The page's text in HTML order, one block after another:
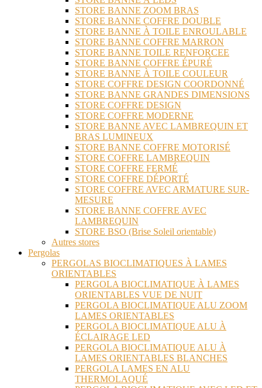
STORE BANNE ZOOM BRAS
STORE BANNE COFFRE DOUBLE
STORE BANNE À TOILE ENROULABLE
STORE BANNE COFFRE MARRON
STORE BANNE TOILE RENFORCEE
STORE BANNE COFFRE ÉPURÉ
STORE BANNE À TOILE COULEUR
STORE COFFRE DESIGN COORDONNÉ
STORE BANNE GRANDES DIMENSIONS
STORE COFFRE DESIGN
STORE COFFRE MODERNE
STORE BANNE AVEC LAMBREQUIN ET
BRAS LUMINEUX
STORE BANNE COFFRE MOTORISÉ
STORE COFFRE LAMBREQUIN
STORE COFFRE FERMÉ
STORE COFFRE DÉPORTÉ
STORE COFFRE AVEC ARMATURE SUR-
MESURE
STORE BANNE COFFRE AVEC
LAMBREQUIN
STORE BSO (Brise Soleil orientable)
Autres stores
Pergolas
PERGOLAS BIOCLIMATIQUES À LAMES
ORIENTABLES
PERGOLA BIOCLIMATIQUE À LAMES
ORIENTABLES VUE DE NUIT
PERGOLA BIOCLIMATIQUE ALU ZOOM
LAMES ORIENTABLES
PERGOLA BIOCLIMATIQUE ALU À
ÉCLAIRAGE LED
PERGOLA BIOCLIMATIQUE ALU À
LAMES ORIENTABLES BLANCHES
PERGOLA LAMES EN ALU
THERMOLAQUÉ